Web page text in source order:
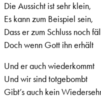
Die Aussicht ist sehr klein,
Es kann zum Beispiel sein,
Dass er zum Schluss noch
Doch wenn Gott ihn erhält
Und er auch wiederkommt
Und wir sind totgebombt
Gibt’s auch kein